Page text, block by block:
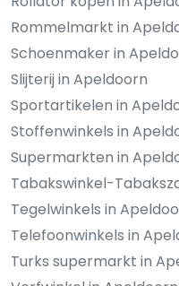
Rommelmarkt in
Schoenmaker in
Slijterij in Apeldoorn
Sportartikelen in
Stoffenwinkels in
Supermarkten in
Tabakswinkel-
Tegelwinkels in
Telefoonwinkels in
Turks supermarkt in